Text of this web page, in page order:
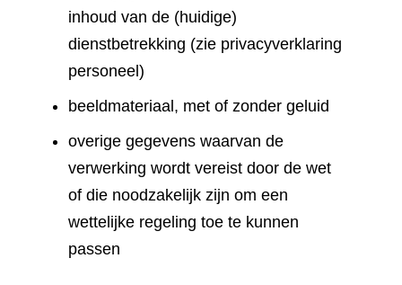
inhoud van de (huidige)
dienstbetrekking (zie privacyverklaring
personeel)
beeldmateriaal, met of zonder geluid
overige gegevens waarvan de
verwerking wordt vereist door de wet
of die noodzakelijk zijn om een
wettelijke regeling toe te kunnen
passen